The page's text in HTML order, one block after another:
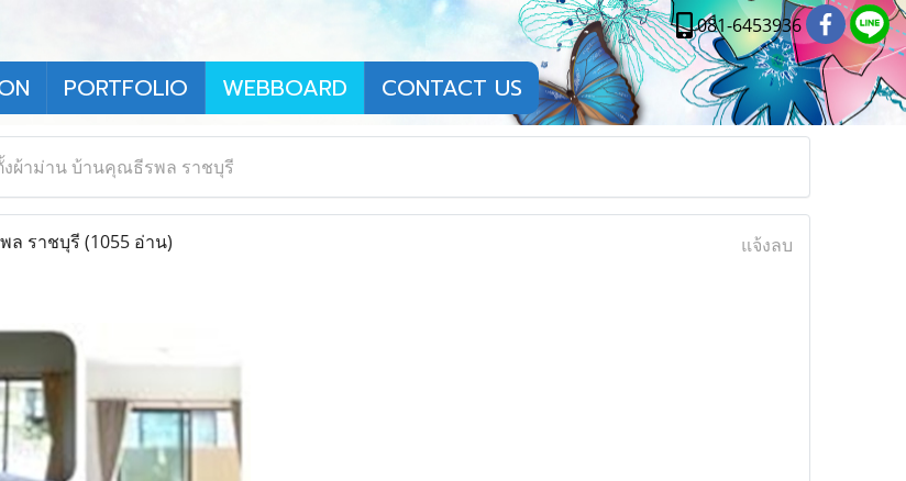
081-6453936
PORTFOLIO WEBBOARD CONTACT US
งผ้าม่าน บ้านคุณธีรพล ราชบุรี
ล ราชบุรี (1055 อ่าน) แจ้งลบ